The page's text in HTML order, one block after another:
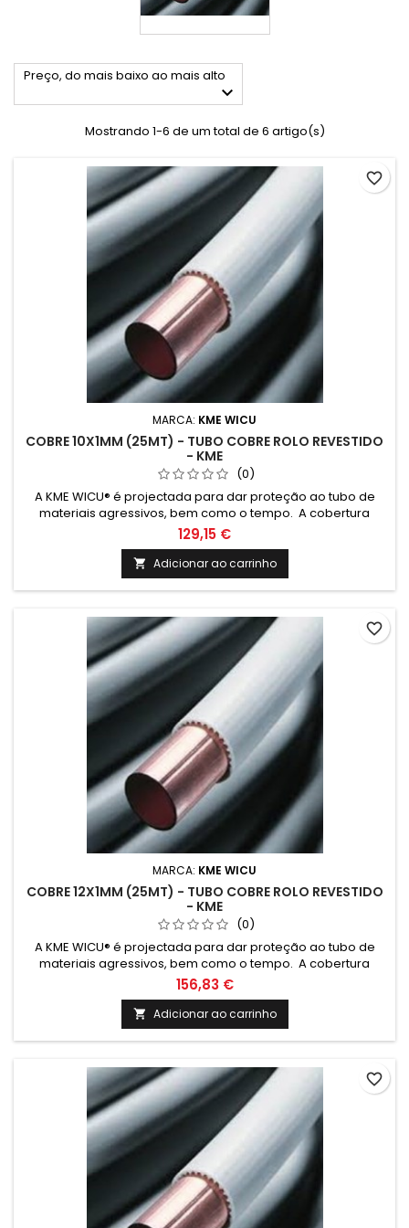
Preço, do mais baixo ao mais alto

Mostrando 1-6 de um total de 6 artigo(s)
MARCA: KME WICU
COBRE 10X1MM (25MT) - TUBO COBRE ROLO REVESTIDO
- KME
(0)
A KME WICU® é projectada para dar proteção ao tubo de
materiais agressivos, bem como o tempo. A cobertura
também cria uma barreira térmica que reduz a perda
térmica e condensação na tubagem quando exposta ao
frio.
129,15 €
 Adicionar ao carrinho
favorite_border
MARCA: KME WICU
COBRE 12X1MM (25MT) - TUBO COBRE ROLO REVESTIDO
- KME
(0)
A KME WICU® é projectada para dar proteção ao tubo de
materiais agressivos, bem como o tempo. A cobertura
também cria uma barreira térmica que reduz a perda
térmica e condensação na tubagem quando exposta ao
frio.
156,83 €
 Adicionar ao carrinho
favorite_border
favorite_border